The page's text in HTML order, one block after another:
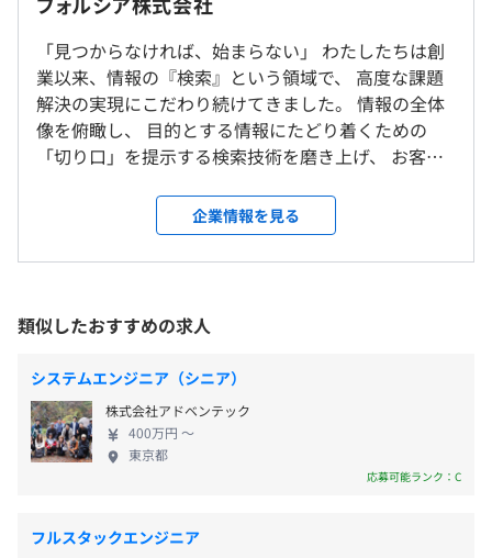
フロントエンドもバックエンドも両方担当するフルスタッ
クエンジニアが活躍します。
プロジェクト人数：ITコンサル１～2名・エンジニア2～3
◆「webコネクト」によるSaaSプロダクトの開発など
基本的にはフルスタックでおこないますが、フロント・バ
ックエンド一方に重きを置く場合もあります。
役割は分担しても、お客様のビジネスを理解してシステム
重視して機動的に活動します。
・書籍購入制度（書評を書くことで、購入した書籍代金を
＜雇入時＞
東京本社、および自宅
＜変更範囲＞
会社の定める場所（テレワークを行う場所を含む）
受動喫煙防止措置に関する事項
従業員に対する受動喫煙対策：あり
南改札直結
■東京メトロ「新宿三丁目駅」E10出口より徒歩1分
10：00〜19：00（休憩1時間）
休憩時間：休憩60分 ※休憩時間は各々の自主性に任せて
います
平均残業時間：平均15‐30時間/月
・完全週休2日制（土・日）
・年末年始休暇（12/29～1/3）
・配偶者の出産休暇
・結婚休暇（5日）
・サバティカル休暇（勤続3年以上）
・残業代
「見つからなければ、始まらない」 わたしたちは創
業以来、情報の『検索』という領域で、 高度な課題
解決の実現にこだわり続けてきました。 情報の全体
像を俯瞰し、 目的とする情報にたどり着くための
「切り口」を提示する検索技術を磨き上げ、 お客様
に考え、 幾多の壁を乗り越えてきました。 その経験
を積み重ねることで、私たちが育んできた価値観。
それは「価値は技術そのものに存在しているのでは
み出されるものである」ということです。 エンジニ
アに求められる「売る力」、営業に求められる「創
る力」、 そして組織に求められる「具現化する
力」。 その三つの力が合わさって初めてビジネスと
して価値が生み出されるのです。 リーダーシップを
取り、イニシアティブを握る。ビジネスを紡ぎ、最適
解を導く。 創業時から大事にしているこの想いが、
そうして生み出されたものが私たちの付加価値を高
め、 顧客からの信頼を獲得する。 それが、また新た
企業情報を見る
類似したおすすめの求人
システムエンジニア（シニア）
株式会社アドベンテック
400万円 〜
東京都
応募可能ランク：C
フルスタックエンジニア